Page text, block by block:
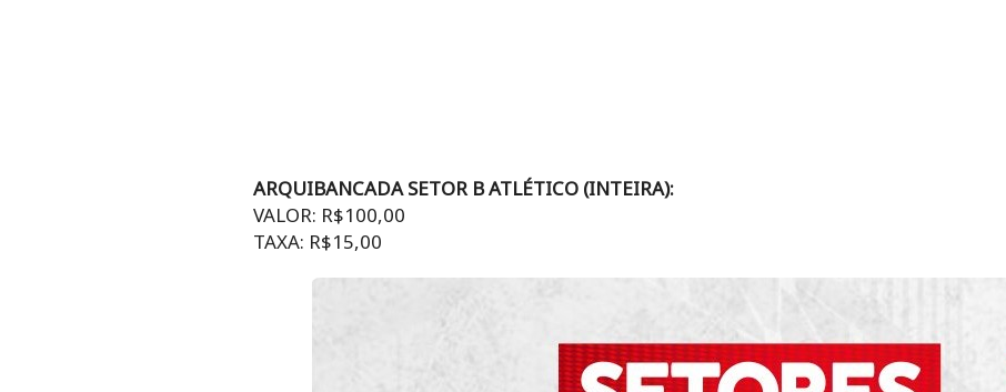
ARQUIBANCADA SETOR B ATLÉTICO (INTEIRA):
VALOR: R$100,00
TAXA: R$15,00